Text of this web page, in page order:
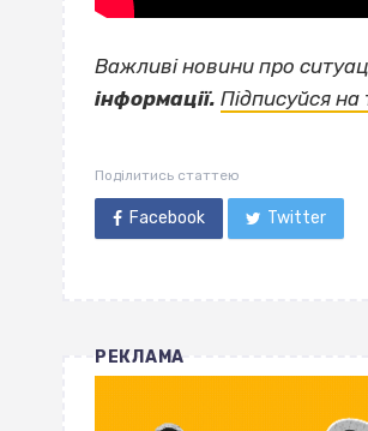
Важливі новини про
інформації. Підписуйся
Поділитись статтею
Facebook Twitter
РЕКЛАМА